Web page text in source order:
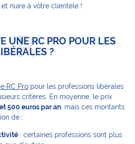
nuire à votre clientèle !
UNE RC PRO POUR LES
?
RC Pro pour les professions libérales
critères. En moyenne, le prix
500 euros par an , mais ces montants
de :
: certaines professions sont plus